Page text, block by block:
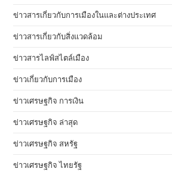
ข่าวสารเกี่ยวกับการเมืองในและต่างประเทศ
ข่าวสารเกี่ยวกับสิ่งแวดล้อม
ข่าวสารไลฟ์สไตล์เมือง
ข่าวเกี่ยวกับการเมือง
ข่าวเศรษฐกิจ การเงิน
ข่าวเศรษฐกิจ ล่าสุด
ข่าวเศรษฐกิจ สหรัฐ
ข่าวเศรษฐกิจ ไทยรัฐ